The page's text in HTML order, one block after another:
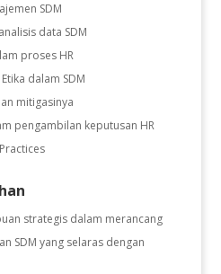
SDM
data SDM
proses HR
dalam SDM
mitigasinya
pengambilan keputusan HR
strategis dalam merancang
SDM yang selaras dengan